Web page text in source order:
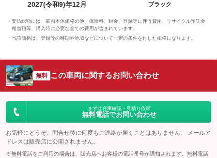
2027(令和9)年12月
ブラック
支払総額には、車両本体価格の他、保険料、税金、登録等に伴う費用、リサイクル預託金
相当額等、購入時に必要な全ての費用が含まれています。
当該価格は、登録等の時期や地域などについて一定の条件を付した価格になります。
無料 この車両に関するお問い合わせ
まずは在庫確認・見積り依頼
無料電話でお問い合わせ
お気軽にどうぞ。問合せ後に何度もご連絡が届くことはありません。 メールア
ドレスは販売店に公開されません。
※無料電話をご利用の場合は、販売店へお客様の電話番号が通知されます。無料電話